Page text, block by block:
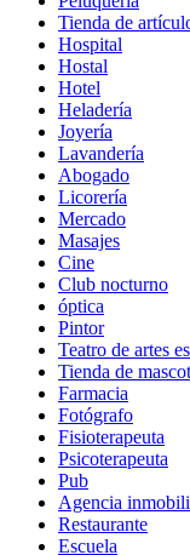
Tienda de
Hospital
Hostal
Hotel
Heladería
Joyería
Lavandería
Abogado
Licorería
Mercado
Masajes
Cine
Club nocturno
óptica
Pintor
Teatro de artes
Tienda de
Farmacia
Fotógrafo
Fisioterapeuta
Psicoterapeuta
Pub
Agencia
Restaurante
Escuela